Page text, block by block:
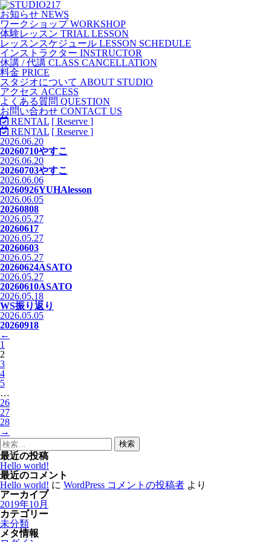
お知らせ NEWS
ワークショップ WORKSHOP
体験レッスン TRIAL LESSON
レッスンスケジュール LESSON SCHEDULE
インストラクター INSTRUCTOR
休講 / 代講 CLASS CANCELLATION
料金 PRICE
スタジオについて ABOUT STUDIO
アクセス ACCESS
よくある質問 QUESTION
お問い合わせ CONTACT US
RENTAL [ Reserve ]
RENTAL [ Reserve ]
2026.06.20
20260710やすこ
2026.06.20
20260703やすこ
2026.06.06
20260926YUHAlesson
2026.06.05
20260808
2026.05.27
20260617
2026.05.27
20260603
2026.05.27
20260624ASATO
2026.05.27
20260610ASATO
2026.05.18
WS振り返り
2026.05.05
20260918
←
1
2
3
4
5
…
26
27
28
→
検
索:
最近の投稿
Hello world!
最近のコメント
Hello world! に WordPress コメントの投稿者 より
アーカイブ
2019年10月
カテゴリー
未分類
メタ情報